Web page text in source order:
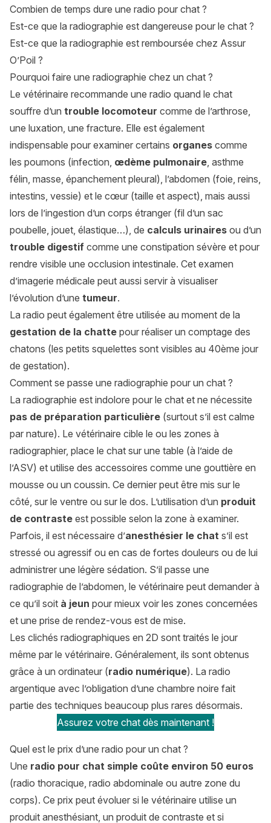
Combien de temps dure une radio pour chat ?
Est-ce que la radiographie est dangereuse pour le chat ?
Est-ce que la radiographie est remboursée chez Assur
O’Poil ?
Pourquoi faire une radiographie chez un chat ?
Le vétérinaire recommande une radio quand le chat
souffre d’un trouble locomoteur comme de l’arthrose,
une luxation, une fracture. Elle est également
indispensable pour examiner certains organes comme
les poumons (infection, œdème pulmonaire, asthme
félin, masse, épanchement pleural), l’abdomen (foie, reins,
intestins, vessie) et le cœur (taille et aspect), mais aussi
lors de l’ingestion d’un corps étranger (fil d’un sac
poubelle, jouet, élastique…), de calculs urinaires ou d’un
trouble digestif comme une constipation sévère et pour
rendre visible une occlusion intestinale. Cet examen
d’imagerie médicale peut aussi servir à visualiser
l’évolution d’une tumeur.
La radio peut également être utilisée au moment de la
gestation de la chatte pour réaliser un comptage des
chatons (les petits squelettes sont visibles au 40ème jour
de gestation).
Comment se passe une radiographie pour un chat ?
La radiographie est indolore pour le chat et ne nécessite
pas de préparation particulière (surtout s’il est calme
par nature). Le vétérinaire cible le ou les zones à
radiographier, place le chat sur une table (à l’aide de
l’ASV) et utilise des accessoires comme une gouttière en
mousse ou un coussin. Ce dernier peut être mis sur le
côté, sur le ventre ou sur le dos. L’utilisation d’un produit
de contraste est possible selon la zone à examiner.
Parfois, il est nécessaire d’anesthésier le chat s’il est
stressé ou agressif ou en cas de fortes douleurs ou de lui
administrer une légère sédation. S’il passe une
radiographie de l’abdomen, le vétérinaire peut demander à
ce qu’il soit à jeun pour mieux voir les zones concernées
et une prise de rendez-vous est de mise.
Les clichés radiographiques en 2D sont traités le jour
même par le vétérinaire. Généralement, ils sont obtenus
grâce à un ordinateur (radio numérique). La radio
argentique avec l’obligation d’une chambre noire fait
partie des techniques beaucoup plus rares désormais.
Assurez votre chat dès maintenant !
Quel est le prix d’une radio pour un chat ?
Une radio pour chat simple coûte environ 50 euros
(radio thoracique, radio abdominale ou autre zone du
corps). Ce prix peut évoluer si le vétérinaire utilise un
produit anesthésiant, un produit de contraste et si